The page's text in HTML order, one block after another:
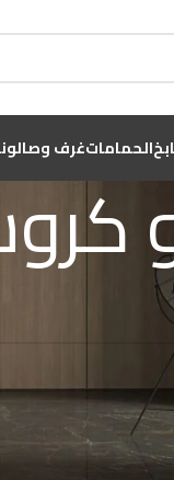
الحماماتغرف